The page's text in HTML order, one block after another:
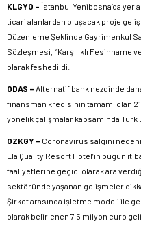
KLGYO – İstanbul Yenibosna’da yer
ticari alanlardan oluşacak proje
Düzenleme Şeklinde Gayrimenkul
Sözleşmesi, “Karşılıklı Fesihname
olarak feshedildi.
ODAS – Alternatif bank nezdinde
finansman kredisinin tamamı olan
yönelik çalışmalar kapsamında Türk
OZKGY – Coronavirüs salgını
Ela Quality Resort Hotel’in bugün
faaliyetlerine geçici olarak ara
sektöründe yaşanan gelişmeler
Şirket arasında işletme modeli ile
olarak belirlenen 7,5 milyon euro